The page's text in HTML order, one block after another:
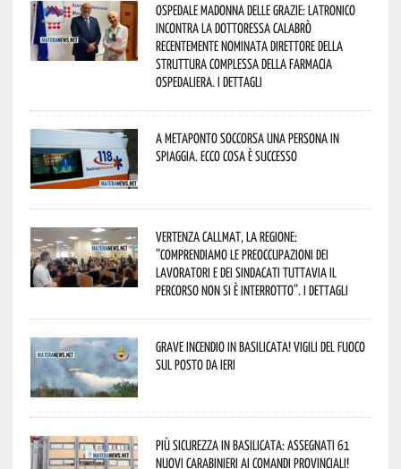
Ospedale Madonna delle Grazie: Latronico
incontra la dottoressa Calabrò
recentemente nominata Direttore della
Struttura Complessa della Farmacia
Ospedaliera. I dettagli
A Metaponto soccorsa una persona in
spiaggia. Ecco cosa è successo
Vertenza CallMat, la Regione:
“comprendiamo le preoccupazioni dei
lavoratori e dei sindacati tuttavia il
percorso non si è interrotto”. I dettagli
Grave incendio in Basilicata! Vigili del fuoco
sul posto da ieri
Più sicurezza in Basilicata: assegnati 61
nuovi Carabinieri ai Comandi provinciali!